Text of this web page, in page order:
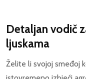
Detaljan vodič
ljuskama
Želite li svojoj smeđoj